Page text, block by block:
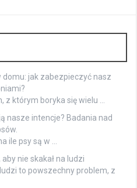
domu: jak zabezpieczyć nasz
z którym boryka się wielu …
nasze intencje? Badania nad
ile psy są w …
nie skakał na ludzi
to powszechny problem, z